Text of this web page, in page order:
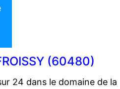
(60480)
24 dans le domaine de la